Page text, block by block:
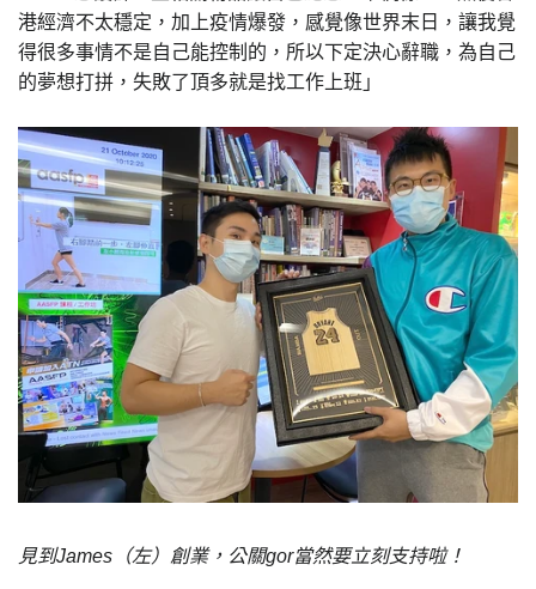
港經濟不太穩定，加上疫情爆發，感覺像世界末日，讓我覺
得很多事情不是自己能控制的，所以下定決心辭職，為自己
的夢想打拼，失敗了頂多就是找工作上班」
見到James（左）創業，公關gor當然要立刻支持啦！